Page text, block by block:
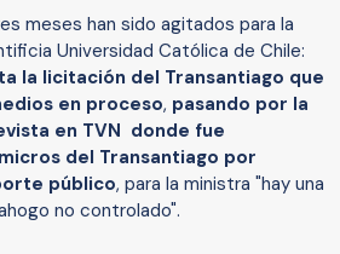
meses han sido agitados para la
Universidad Católica de Chile:
la licitación del Transantiago que
en proceso, pasando por la
en TVN donde fue
del Transantiago por
público, para la ministra "hay una
no controlado".